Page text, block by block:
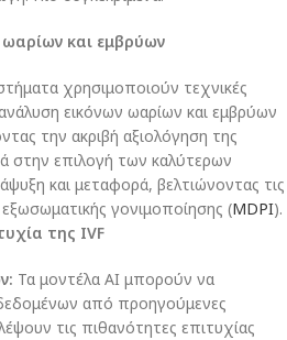
και εμβρύων
χρησιμοποιούν τεχνικές
εικόνων ωαρίων και εμβρύων
την ακριβή αξιολόγηση της
στην επιλογή των καλύτερων
και μεταφορά, βελτιώνοντας τις
γονιμοποίησης​ (MDPI)​.
της IVF
Τα μοντέλα AI μπορούν να
από προηγούμενες
τις πιθανότητες επιτυχίας